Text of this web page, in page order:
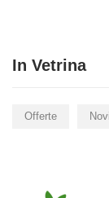
In Vetrina
Offerte